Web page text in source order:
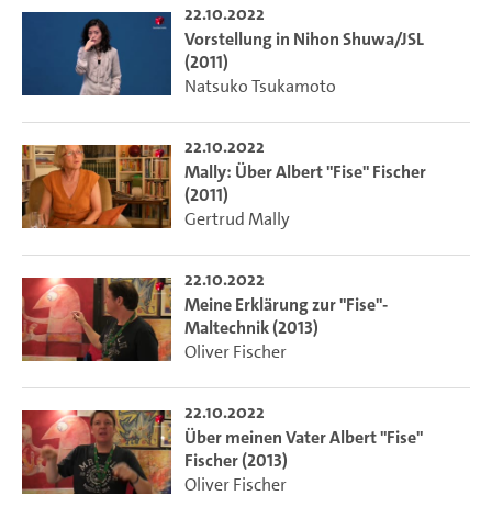
22.10.2022
Vorstellung in Nihon Shuwa/JSL
(2011)
Natsuko Tsukamoto
22.10.2022
Mally: Über Albert "Fise" Fischer
(2011)
Gertrud Mally
22.10.2022
Meine Erklärung zur "Fise"-
Maltechnik (2013)
Oliver Fischer
22.10.2022
Über meinen Vater Albert "Fise"
Fischer (2013)
Oliver Fischer